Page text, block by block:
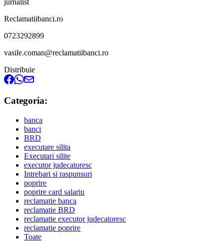
Reclamatiibanci.ro
0723292899
vasile.coman@reclamatiibanci.ro
Distribuie
Categoria:
banca
banci
BRD
executare silita
Executari silite
executor judecatoresc
Intrebari si raspunsuri
poprire
poprire card salariu
reclamatie banca
reclamatie BRD
reclamatie executor judecatoresc
reclamatie poprire
Toate